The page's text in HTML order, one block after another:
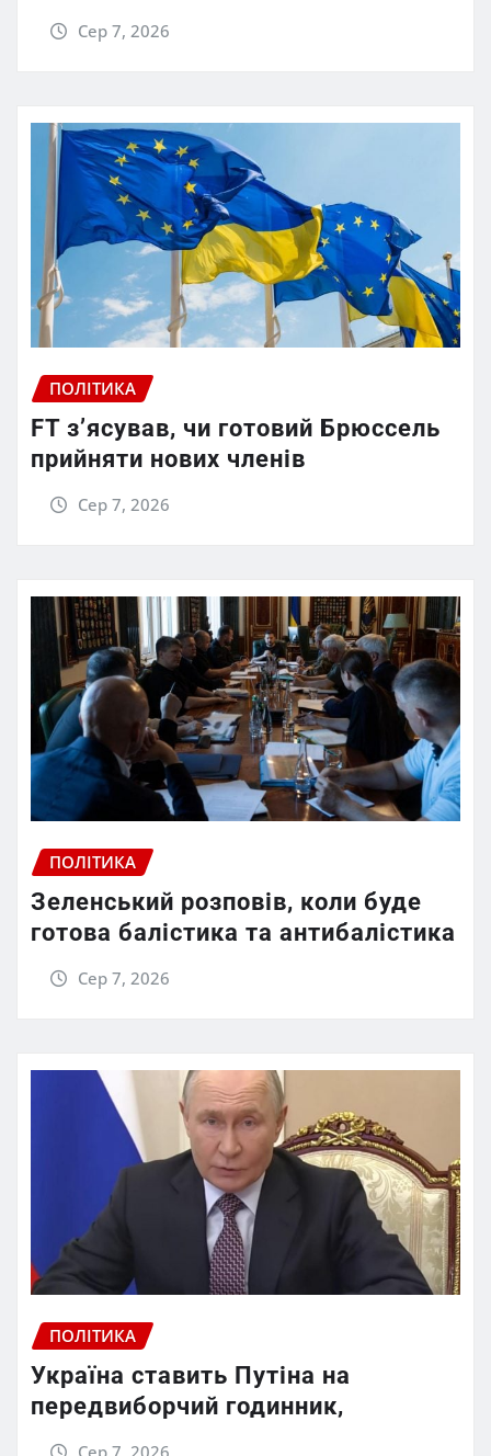
Сер 7, 2026
ПОЛІТИКА
FT зʼясував, чи готовий Брюссель
прийняти нових членів
Сер 7, 2026
ПОЛІТИКА
Зеленський розповів, коли буде
готова балістика та антибалістика
Сер 7, 2026
ПОЛІТИКА
Україна ставить Путіна на
передвиборчий годинник,
Сер 7, 2026